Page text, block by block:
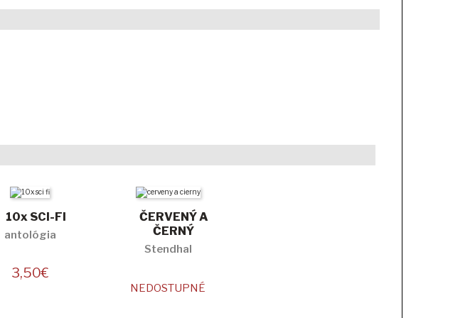
10x SCI-FI
antológia
3,50€
ČERVENÝ A
ČERNÝ
Stendhal
NEDOSTUPNÉ